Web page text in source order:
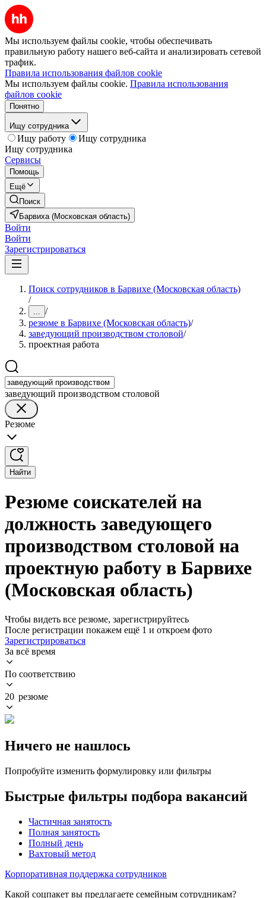
Мы используем файлы cookie, чтобы обеспечивать
правильную работу нашего веб-сайта и анализировать сетевой
трафик.
Правила использования файлов cookie
Мы используем файлы cookie. Правила использования
файлов cookie
Понятно
Ищу сотрудника
Ищу работу
Ищу сотрудника
Ищу сотрудника
Сервисы
Помощь
Ещё
Поиск
Барвиха (Московская область)
Войти
Войти
Зарегистрироваться
Поиск сотрудников в Барвихе (Московская область)
/
... /
резюме в Барвихе (Московская область)/
заведующий производством столовой/
проектная работа
заведующий производством столовой
Резюме
Найти
Резюме соискателей на
должность заведующего
производством столовой на
проектную работу в Барвихе
(Московская область)
Чтобы видеть все резюме, зарегистрируйтесь
После регистрации покажем ещё 1 и откроем фото
Зарегистрироваться
За всё время
По соответствию
20 резюме
Ничего не нашлось
Попробуйте изменить формулировку или фильтры
Быстрые фильтры подбора вакансий
Частичная занятость
Полная занятость
Полный день
Вахтовый метод
Корпоративная поддержка сотрудников
Какой соцпакет вы предлагаете семейным сотрудникам?